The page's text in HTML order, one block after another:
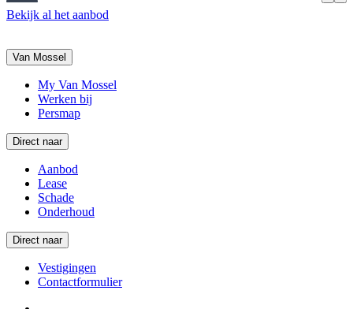
Bekijk al het aanbod
Van Mossel
My Van Mossel
Werken bij
Persmap
Direct naar
Aanbod
Lease
Schade
Onderhoud
Direct naar
Vestigingen
Contactformulier